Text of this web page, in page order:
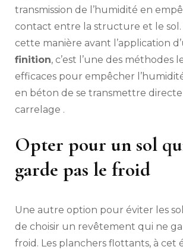
transmission de l’humidité en
contact entre la structure et le sol.
cette manière avant l’application
finition, c’est l’une des méthodes
efficaces pour empêcher
en béton de se transmettre
carrelage .
Opter pour un sol
garde pas le froid
Une autre option pour éviter les
de choisir un revêtement qui ne
froid. Les planchers flottants, à cet